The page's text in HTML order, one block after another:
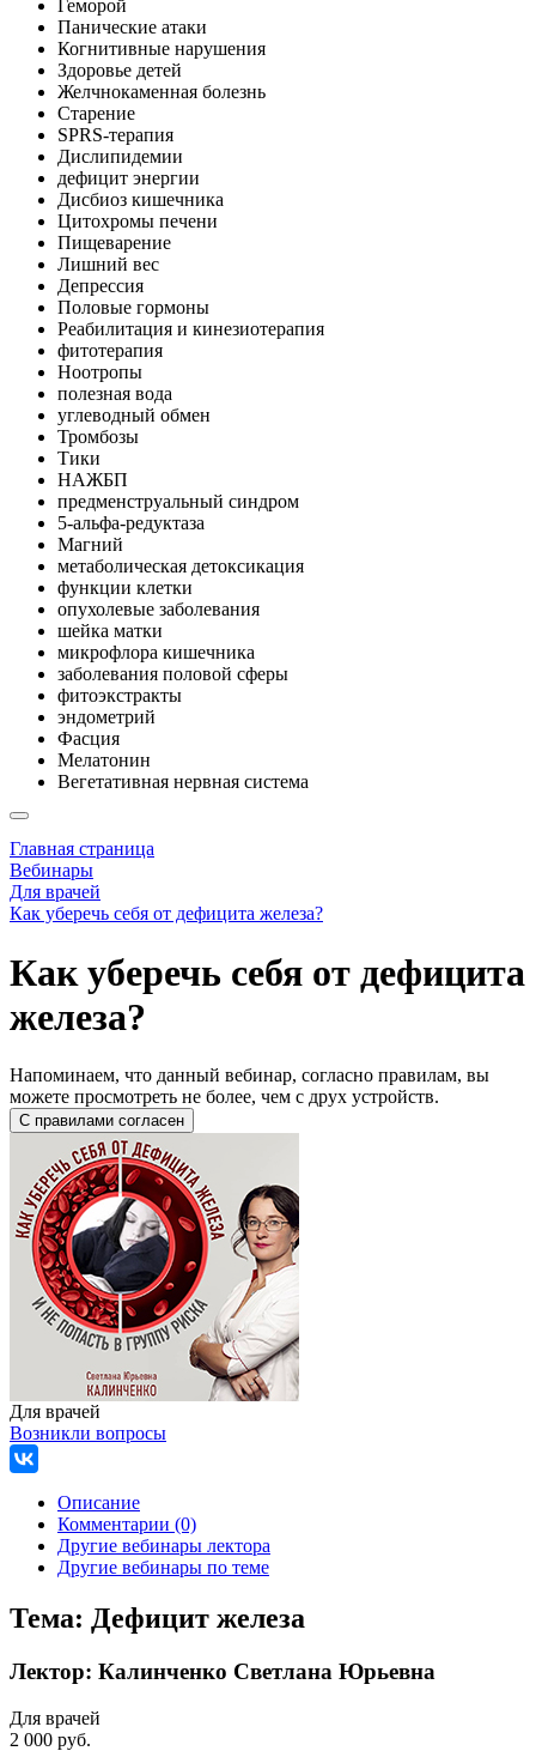
Геморой
Панические атаки
Когнитивные нарушения
Здоровье детей
Желчнокаменная болезнь
Старение
SPRS-терапия
Дислипидемии
дефицит энергии
Дисбиоз кишечника
Цитохромы печени
Пищеварение
Лишний вес
Депрессия
Половые гормоны
Реабилитация и кинезиотерапия
фитотерапия
Ноотропы
полезная вода
углеводный обмен
Тромбозы
Тики
НАЖБП
предменструальный синдром
5-альфа-редуктаза
Магний
метаболическая детоксикация
функции клетки
опухолевые заболевания
шейка матки
микрофлора кишечника
заболевания половой сферы
фитоэкстракты
эндометрий
Фасция
Мелатонин
Вегетативная нервная система
Главная страница
Вебинары
Для врачей
Как уберечь себя от дефицита железа?
Как уберечь себя от дефицита
железа?
Напоминаем, что данный вебинар, согласно правилам, вы
можете просмотреть не более, чем с друх устройств.
Для врачей
Возникли вопросы
Описание
Комментарии (0)
Другие вебинары лектора
Другие вебинары по теме
Тема: Дефицит железа
Лектор: Калинченко Светлана Юрьевна
Для врачей
2 000 руб.